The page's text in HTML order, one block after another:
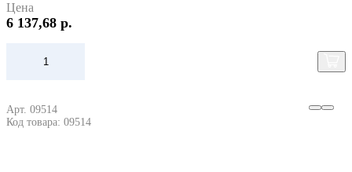
Цена
6 137,68 р.
Арт. 09514
Код товара: 09514